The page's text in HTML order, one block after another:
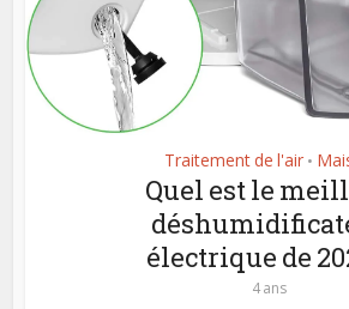
Traitement de l'air •
Quel est le
électrique de
4 ans